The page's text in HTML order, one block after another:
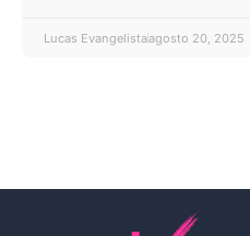
Lucas Evangelistaagosto 20, 2025